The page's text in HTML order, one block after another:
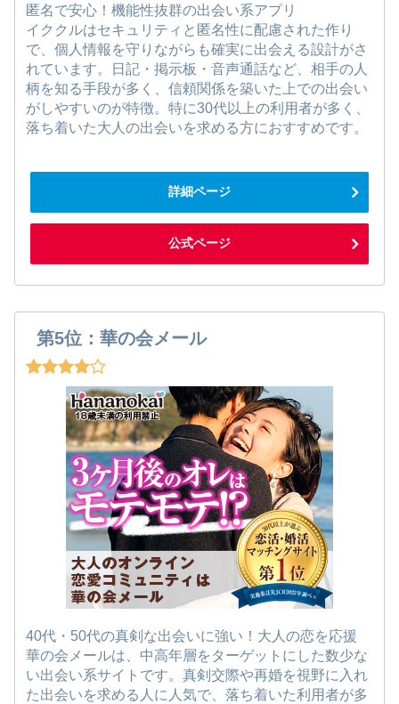
匿名で安心！機能性抜群の出会い系アプリ
イククルはセキュリティと匿名性に配慮された作り
で、個人情報を守りながらも確実に出会える設計がさ
れています。日記・掲示板・音声通話など、相手の人
柄を知る手段が多く、信頼関係を築いた上での出会い
がしやすいのが特徴。特に30代以上の利用者が多く、
落ち着いた大人の出会いを求める方におすすめです。
詳細ページ
公式ページ
第5位：華の会メール
40代・50代の真剣な出会いに強い！大人の恋を応援
華の会メールは、中高年層をターゲットにした数少な
い出会い系サイトです。真剣交際や再婚を視野に入れ
た出会いを求める人に人気で、落ち着いた利用者が多